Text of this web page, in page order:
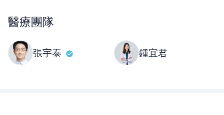
醫療團隊
張宇泰 鍾宜君